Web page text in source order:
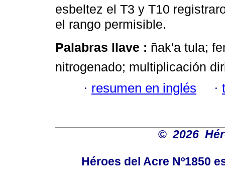
esbeltez el T3 y T10
el rango permisible.
Palabras llave : ñak'a tula;
nitrogenado; multiplicación
· resumen en inglés ·
© 2026
Héroes del Acre Nº1850